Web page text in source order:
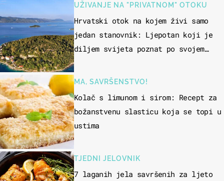
UŽIVANJE NA "PRIVATNOM" OTOKU
Hrvatski otok na kojem živi samo
jedan stanovnik: Ljepotan koji je
diljem svijeta poznat po svojem
MA, SAVRŠENSTVO!
Kolač s limunom i sirom: Recept za
božanstvenu slasticu koja se topi u
ustima
TJEDNI JELOVNIK
7 laganih jela savršenih za ljeto